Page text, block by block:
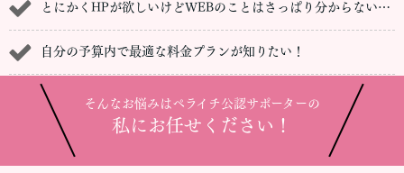
とにかくHPが欲しいけどWEBのことはさっぱり分からない…
自分の予算内で最適な料金プランが知りたい！
そんなお悩みはペライチ公認サポーターの
私にお任せください！